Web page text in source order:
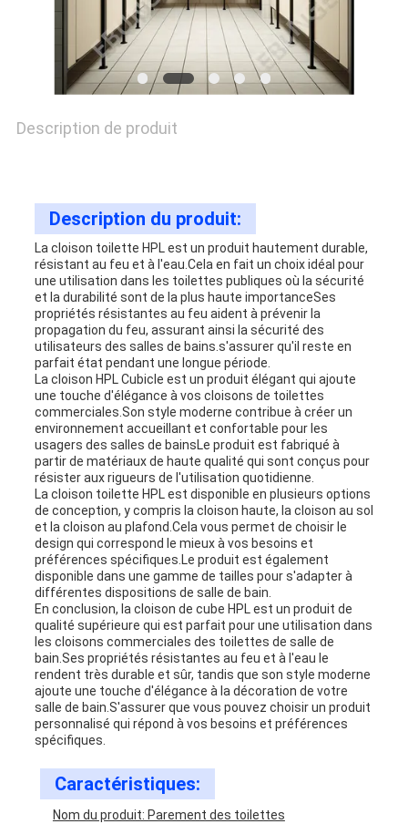
PRIVACY
Description de produit
Description du produit:
La cloison toilette HPL est un produit hautement durable,
résistant au feu et à l'eau.Cela en fait un choix idéal pour
une utilisation dans les toilettes publiques où la sécurité
et la durabilité sont de la plus haute importanceSes
propriétés résistantes au feu aident à prévenir la
propagation du feu, assurant ainsi la sécurité des
utilisateurs des salles de bains.s'assurer qu'il reste en
parfait état pendant une longue période.
La cloison HPL Cubicle est un produit élégant qui ajoute
une touche d'élégance à vos cloisons de toilettes
commerciales.Son style moderne contribue à créer un
environnement accueillant et confortable pour les
usagers des salles de bainsLe produit est fabriqué à
partir de matériaux de haute qualité qui sont conçus pour
résister aux rigueurs de l'utilisation quotidienne.
La cloison toilette HPL est disponible en plusieurs options
de conception, y compris la cloison haute, la cloison au sol
et la cloison au plafond.Cela vous permet de choisir le
design qui correspond le mieux à vos besoins et
préférences spécifiques.Le produit est également
disponible dans une gamme de tailles pour s'adapter à
différentes dispositions de salle de bain.
En conclusion, la cloison de cube HPL est un produit de
qualité supérieure qui est parfait pour une utilisation dans
les cloisons commerciales des toilettes de salle de
bain.Ses propriétés résistantes au feu et à l'eau le
rendent très durable et sûr, tandis que son style moderne
ajoute une touche d'élégance à la décoration de votre
salle de bain.S'assurer que vous pouvez choisir un produit
personnalisé qui répond à vos besoins et préférences
spécifiques.
Caractéristiques:
Nom du produit: Parement des toilettes